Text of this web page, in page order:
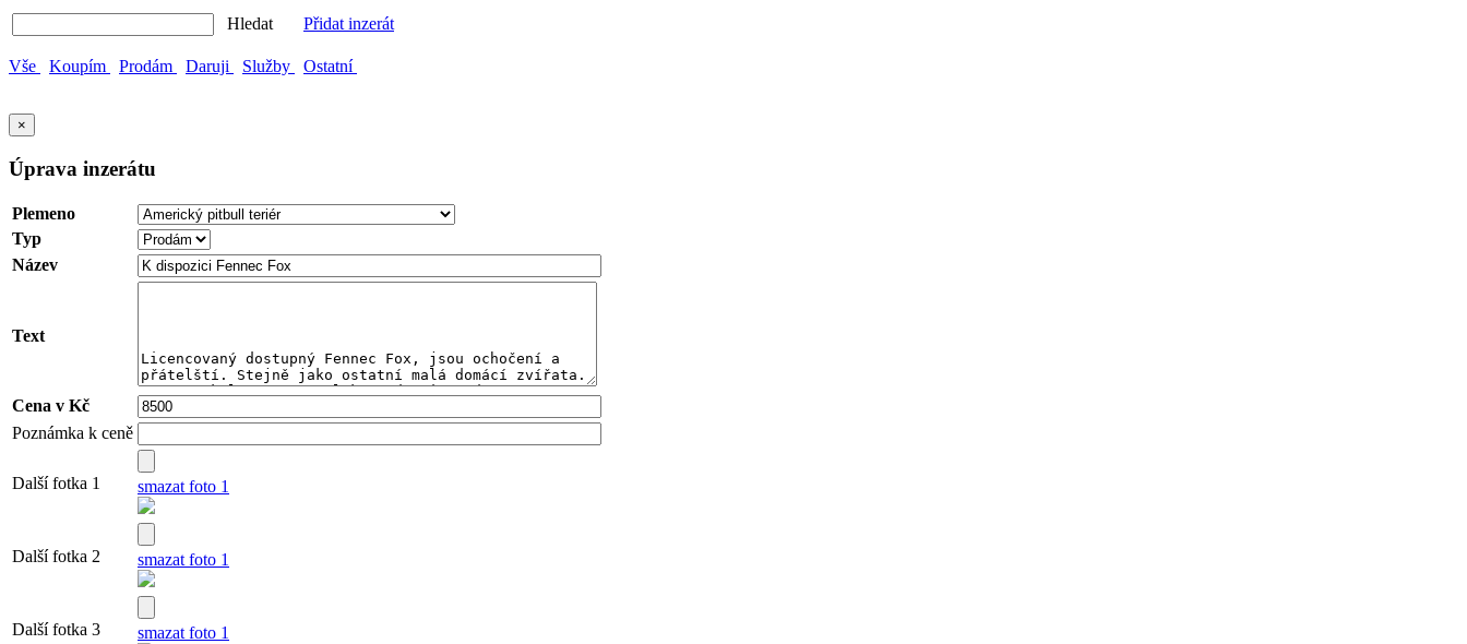
Hledat Přidat inzerát
Vše Koupím Prodám Daruji Služby Ostatní
×
Úprava inzerátu
Plemeno
Typ
Název
Text
Cena v Kč
Poznámka k ceně
Další fotka 1 smazat foto 1
Další fotka 2 smazat foto 1
Další fotka 3 smazat foto 1